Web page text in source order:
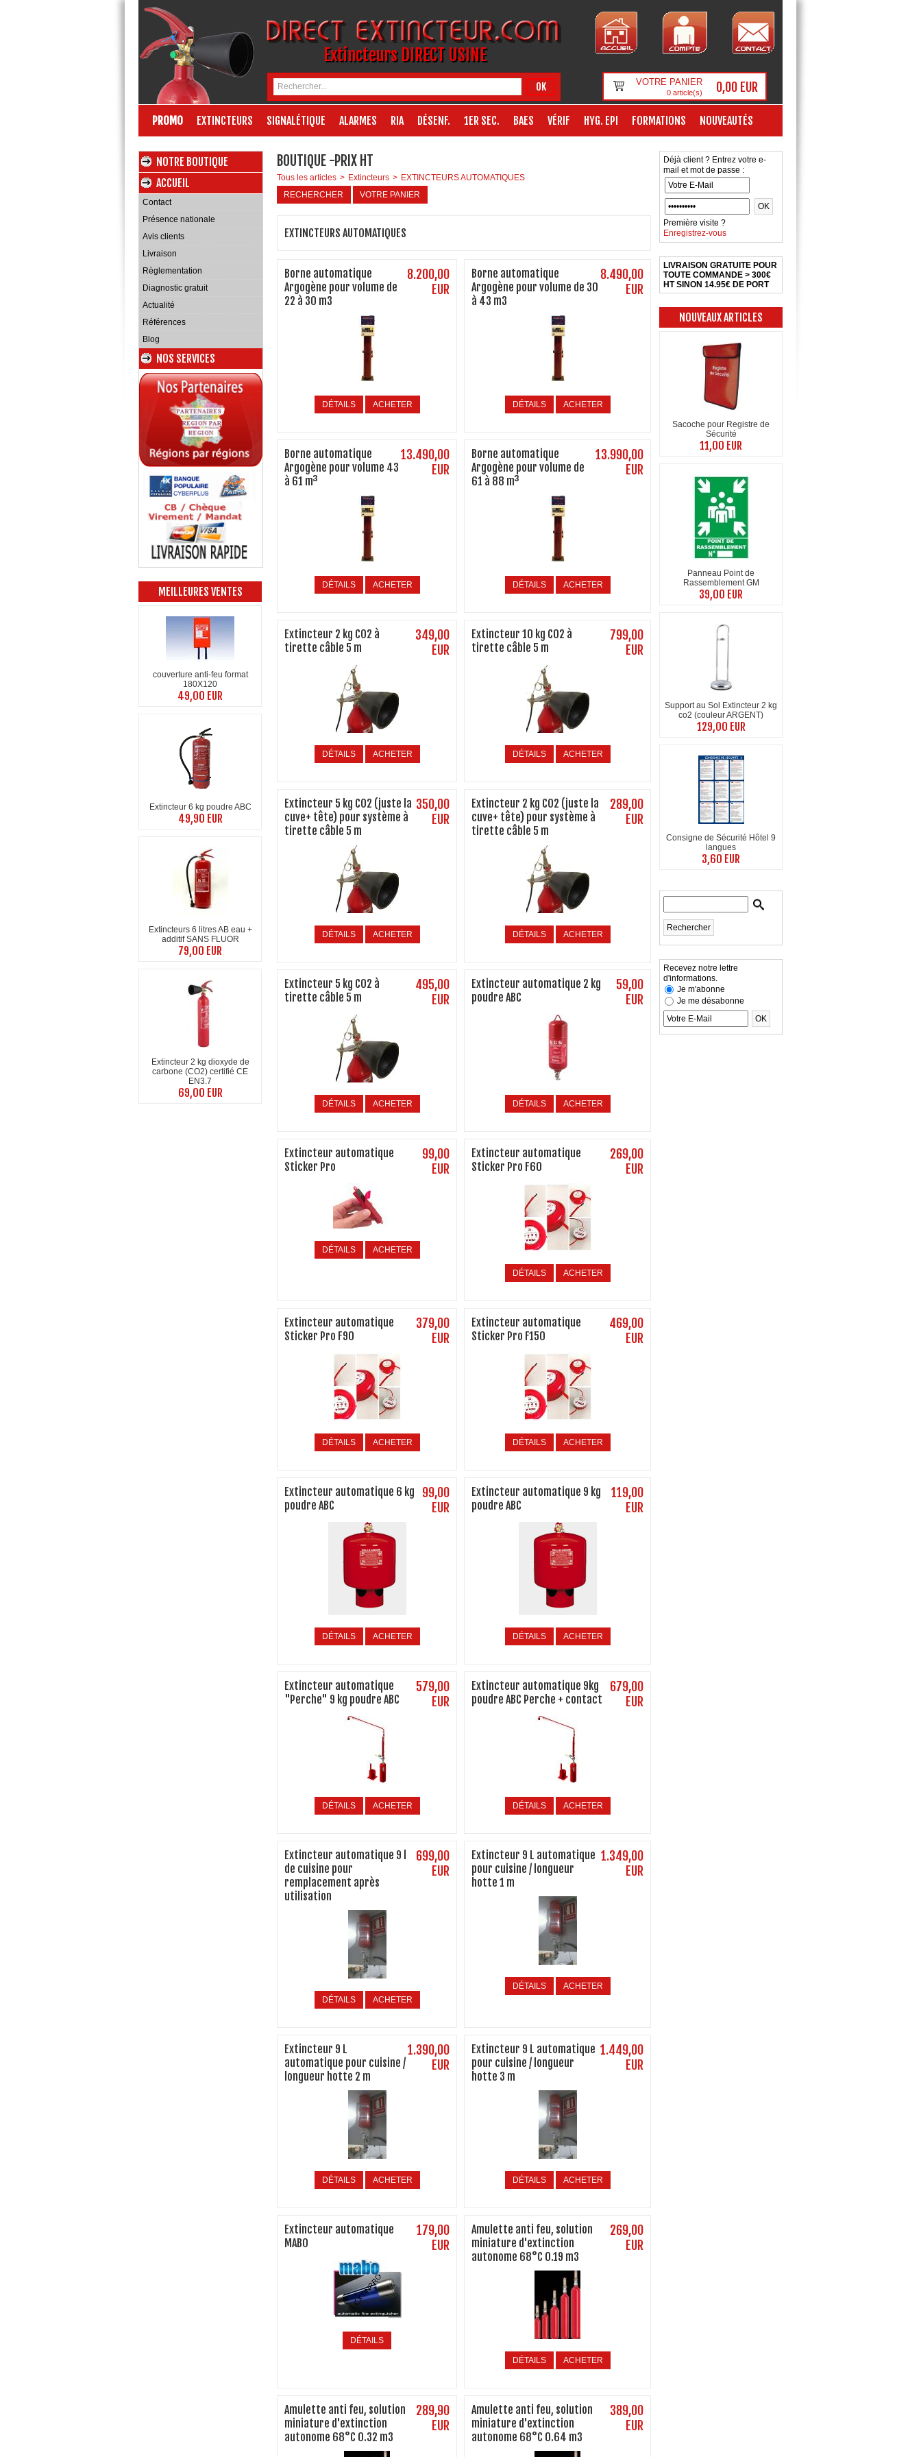
Extincteurs DIRECT USINE
OK VOTRE PANIER
0article(s) 0,00 EUR
PROMO EXTINCTEURS SIGNALÉTIQUE ALARMES RIA DÉSENF. 1ER SEC. BAES VÉRIF HYG. EPI FORMATIONS NOUVEAUTÉS
NOTRE BOUTIQUE
ACCUEIL
Contact
Présence nationale
Avis clients
Livraison
Règlementation
Diagnostic gratuit
Actualité
Références
Blog
NOS SERVICES
MEILLEURES VENTES
couverture anti-feu format
180X120
49,00 EUR
Extincteur 6 kg poudre ABC
49,90 EUR
Extincteurs 6 litres AB eau +
additif SANS FLUOR
79,00 EUR
Extincteur 2 kg dioxyde de
carbone (CO2) certifié CE
EN3.7
69,00 EUR
BOUTIQUE -PRIX HT
Tous les articles > Extincteurs > EXTINCTEURS AUTOMATIQUES
RECHERCHER
VOTRE PANIER
EXTINCTEURS AUTOMATIQUES
Borne automatique
Argogène pour volume de
22 à 30 m3
8.200,00
EUR
DÉTAILS ACHETER
Borne automatique
Argogène pour volume de 30
à 43 m3
8.490,00
EUR
DÉTAILS ACHETER
Borne automatique
Argogène pour volume 43
à 61 m³
13.490,00
EUR
DÉTAILS ACHETER
Borne automatique
Argogène pour volume de
61 à 88 m³
13.990,00
EUR
DÉTAILS ACHETER
Extincteur 2 kg CO2 à
tirette câble 5 m
349,00
EUR
DÉTAILS ACHETER
Extincteur 10 kg CO2 à
tirette câble 5 m
799,00
EUR
DÉTAILS ACHETER
Extincteur 5 kg CO2 (juste la
cuve+ tête) pour système à
tirette câble 5 m
350,00
EUR
DÉTAILS ACHETER
Extincteur 2 kg CO2 (juste la
cuve+ tête) pour système à
tirette câble 5 m
289,00
EUR
DÉTAILS ACHETER
Extincteur 5 kg CO2 à
tirette câble 5 m
495,00
EUR
DÉTAILS ACHETER
Extincteur automatique 2 kg
poudre ABC
59,00
EUR
DÉTAILS ACHETER
Extincteur automatique
Sticker Pro
99,00
EUR
DÉTAILS ACHETER
Extincteur automatique
Sticker Pro F60
269,00
EUR
DÉTAILS ACHETER
Extincteur automatique
Sticker Pro F90
379,00
EUR
DÉTAILS ACHETER
Extincteur automatique
Sticker Pro F150
469,00
EUR
DÉTAILS ACHETER
Extincteur automatique 6 kg
poudre ABC
99,00
EUR
DÉTAILS ACHETER
Extincteur automatique 9 kg
poudre ABC
119,00
EUR
DÉTAILS ACHETER
Extincteur automatique
"Perche" 9 kg poudre ABC
579,00
EUR
DÉTAILS ACHETER
Extincteur automatique 9kg
poudre ABC Perche + contact
679,00
EUR
DÉTAILS ACHETER
Extincteur automatique 9 l
de cuisine pour
remplacement après
utilisation
699,00
EUR
DÉTAILS ACHETER
Extincteur 9 L automatique
pour cuisine / longueur
hotte 1 m
1.349,00
EUR
DÉTAILS ACHETER
Extincteur 9 L
automatique pour cuisine /
longueur hotte 2 m
1.390,00
EUR
DÉTAILS ACHETER
Extincteur 9 L automatique
pour cuisine / longueur
hotte 3 m
1.449,00
EUR
DÉTAILS ACHETER
Extincteur automatique
MABO
179,00
EUR
DÉTAILS
Amulette anti feu, solution
miniature d'extinction
autonome 68°C 0.19 m3
269,00
EUR
DÉTAILS ACHETER
Amulette anti feu, solution
miniature d'extinction
autonome 68°C 0.32 m3
289,90
EUR
Amulette anti feu, solution
miniature d'extinction
autonome 68°C 0.64 m3
389,00
EUR
Déjà client ? Entrez votre e-
mail et mot de passe :
Première visite ?
Enregistrez-vous
LIVRAISON GRATUITE POUR
TOUTE COMMANDE > 300€
HT SINON 14.95€ DE PORT
NOUVEAUX ARTICLES
Sacoche pour Registre de
Sécurité
11,00 EUR
Panneau Point de
Rassemblement GM
39,00 EUR
Support au Sol Extincteur 2 kg
co2 (couleur ARGENT)
129,00 EUR
Consigne de Sécurité Hôtel 9
langues
3,60 EUR
Recevez notre lettre
d'informations.
Je m'abonne
Je me désabonne